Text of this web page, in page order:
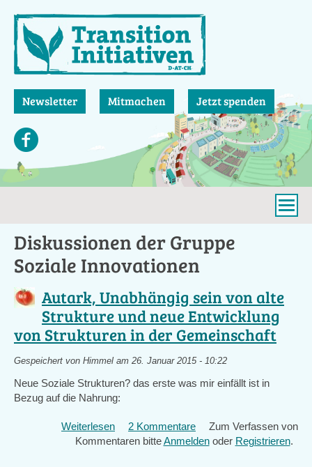
zum
Inhalt
Newsletter Mitmachen Jetzt spenden
Diskussionen der Gruppe
Soziale Innovationen
Autark, Unabhängig sein von alte
Strukture und neue Entwicklung
von Strukturen in der Gemeinschaft
Gespeichert von Himmel am 26. Januar 2015 - 10:22
Neue Soziale Strukturen? das erste was mir einfällt ist in
Bezug auf die Nahrung:
Weiterlesen über
Autark,
2 Kommentare
Zum Verfassen von
Kommentaren bitteAnmeldenoder Registrieren.